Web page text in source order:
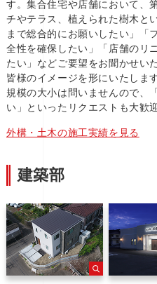
す。集合住宅や店舗において、
チやテラス、植えられた樹木と
まで総合的にお願いしたい」「
全性を確保したい」「店舗のリ
たい」などご要望をお聞かせい
皆様のイメージを形にいたします
規模の大小は問いませんので、
い」といったリクエストも大歓
外構・土木の施工実績を見る
建築部